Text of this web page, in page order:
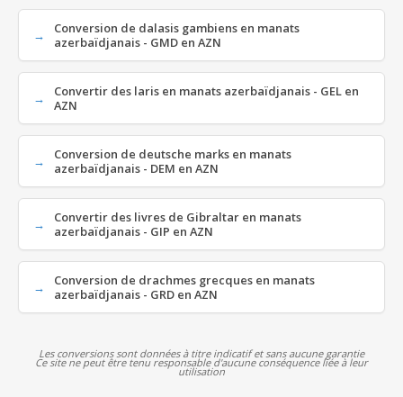
Conversion de dalasis gambiens en manats
azerbaïdjanais - GMD en AZN
Convertir des laris en manats azerbaïdjanais - GEL en
AZN
Conversion de deutsche marks en manats
azerbaïdjanais - DEM en AZN
Convertir des livres de Gibraltar en manats
azerbaïdjanais - GIP en AZN
Conversion de drachmes grecques en manats
azerbaïdjanais - GRD en AZN
Les conversions sont données à titre indicatif et sans aucune garantie
Ce site ne peut être tenu responsable d'aucune conséquence liée à leur
utilisation